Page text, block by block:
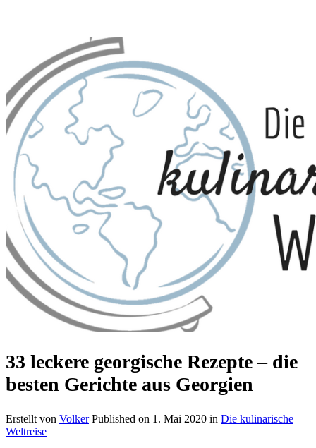
33 leckere georgische Rezepte – die
besten Gerichte aus Georgien
Erstellt von Volker Published on 1. Mai 2020 in Die kulinarische
Weltreise